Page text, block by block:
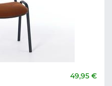
49,95 €